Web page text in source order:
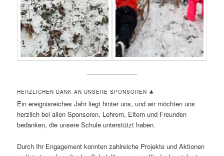
HERZLICHEN DANK AN UNSERE SPONSOREN 🎄
Ein ereignisreiches Jahr liegt hinter uns, und wir möchten uns
herzlich bei allen Sponsoren, Lehrern, Eltern und Freunden
bedanken, die unsere Schule unterstützt haben.
Durch Ihr Engagement konnten zahlreiche Projekte und Aktionen